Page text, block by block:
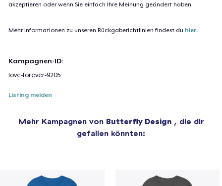
akzeptieren oder wenn Sie einfach Ihre Meinung geändert haben.
Mehr Informationen zu unseren Rückgaberichtlinien findest du hier.
Kampagnen-ID:
love-forever-9205
Listing melden
Mehr Kampagnen von Butterfly Design , die dir
gefallen könnten: